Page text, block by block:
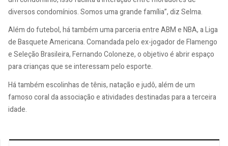
diversos condomínios. Somos uma grande família”, diz Selma.
Além do futebol, há também uma parceria entre ABM e NBA, a Liga
de Basquete Americana. Comandada pelo ex-jogador de Flamengo
e Seleção Brasileira, Fernando Coloneze, o objetivo é abrir espaço
para crianças que se interessam pelo esporte.
Há também escolinhas de tênis, natação e judô, além de um
famoso coral da associação e atividades destinadas para a terceira
idade.